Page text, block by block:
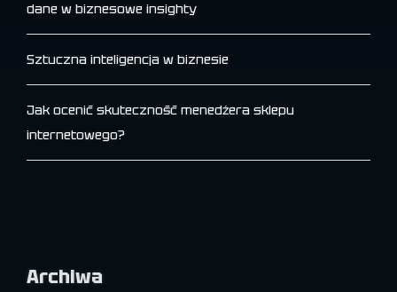
dane w biznesowe insighty
Sztuczna inteligencja w biznesie
Jak ocenić skuteczność menedżera sklepu
internetowego?
Archiwa